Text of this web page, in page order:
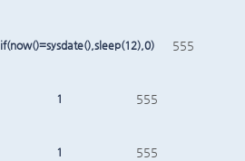
if(now()=sysdate(),sleep(12),0) 555
1 555
1 555